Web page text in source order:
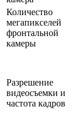
Количество
мегапикселей
фронтальной
камеры
Разрешение
видеосъемки и
частота кадров